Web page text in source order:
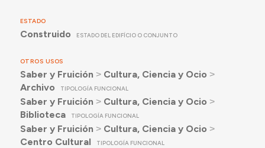
ESTADO
Construido ESTADO DEL EDIFÍCIO O CONJUNTO
OTROS USOS
Saber y Fruición ˃ Cultura, Ciencia y Ocio ˃
Archivo
TIPOLOGÍA FUNCIONAL
Saber y Fruición ˃ Cultura, Ciencia y Ocio ˃
Biblioteca
TIPOLOGÍA FUNCIONAL
Saber y Fruición ˃ Cultura, Ciencia y Ocio ˃
Centro Cultural
TIPOLOGÍA FUNCIONAL